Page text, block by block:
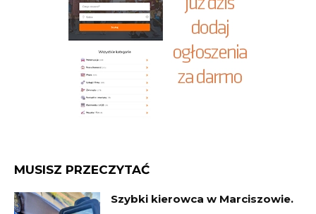
MUSISZ PRZECZYTAĆ
Szybki kierowca w Marciszowie.